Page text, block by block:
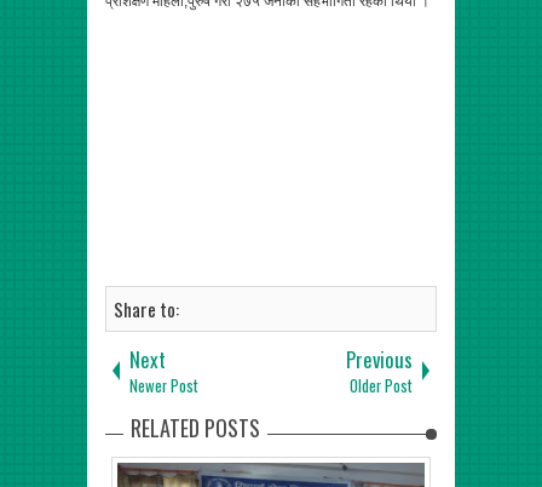
Share to:
Next
Newer Post
Previous
Older Post
RELATED POSTS